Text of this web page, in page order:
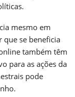
mesmo em
que se beneficia
também têm
para as ações da
pode